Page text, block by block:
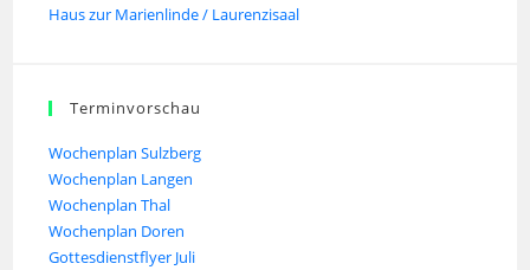
Haus zur Marienlinde / Laurenzisaal
Terminvorschau
Wochenplan Sulzberg
Wochenplan Langen
Wochenplan Thal
Wochenplan Doren
Gottesdienstflyer Juli